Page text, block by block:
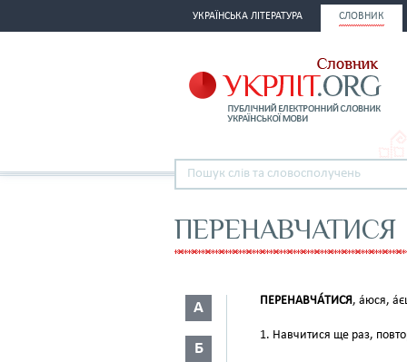
УКРАЇНСЬКА ЛІТЕРАТУРА СЛОВНИК
ПЕРЕНАВЧАТИСЯ
А
Б
ПЕРЕНАВЧА́ТИСЯ, а́юся,
1. Навчитися ще раз,